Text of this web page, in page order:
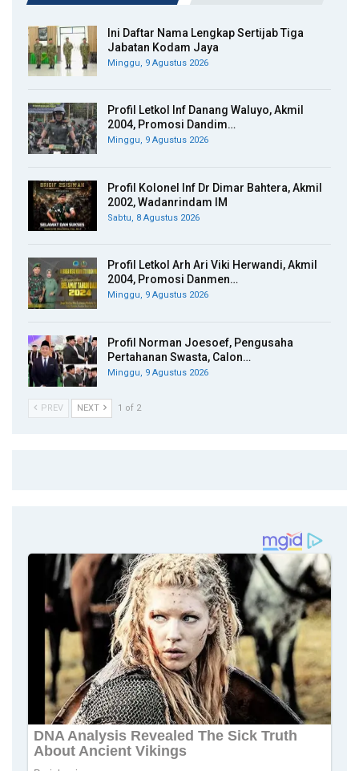
Ini Daftar Nama Lengkap Sertijab Tiga
Jabatan Kodam Jaya
Minggu, 9 Agustus 2026
Profil Letkol Inf Danang Waluyo, Akmil
2004, Promosi Dandim…
Minggu, 9 Agustus 2026
Profil Kolonel Inf Dr Dimar Bahtera, Akmil
2002, Wadanrindam IM
Sabtu, 8 Agustus 2026
Profil Letkol Arh Ari Viki Herwandi, Akmil
2004, Promosi Danmen…
Minggu, 9 Agustus 2026
Profil Norman Joesoef, Pengusaha
Pertahanan Swasta, Calon…
Minggu, 9 Agustus 2026
PREV NEXT 1 of 2